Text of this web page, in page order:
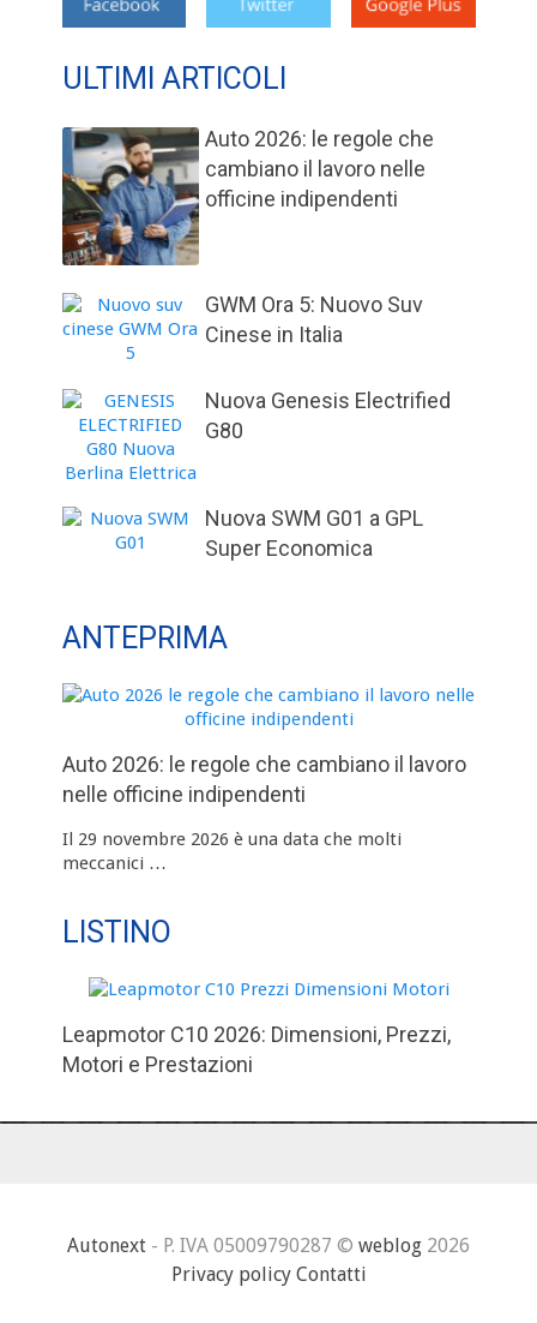
ULTIMI ARTICOLI
Auto 2026: le regole che
cambiano il lavoro nelle
officine indipendenti
GWM Ora 5: Nuovo Suv
Cinese in Italia
Nuova Genesis Electrified
G80
Nuova SWM G01 a GPL
Super Economica
ANTEPRIMA
Auto 2026: le regole che cambiano il lavoro
nelle officine indipendenti
Il 29 novembre 2026 è una data che molti
meccanici …
LISTINO
Leapmotor C10 2026: Dimensioni, Prezzi,
Motori e Prestazioni
Autonext - P. IVA 05009790287 © weblog 2026
Privacy policy Contatti